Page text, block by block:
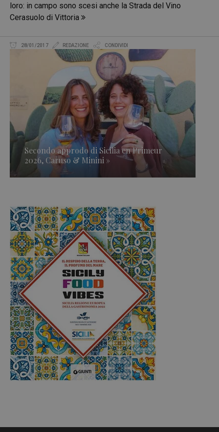
loro: in campo sono scesi anche la Strada del Vino
Cerasuolo di Vittoria
28/01/2017 REDAZIONE CONDIVIDI
Secondo approdo di Sicilia en Primeur
2026, Caruso & Minini »